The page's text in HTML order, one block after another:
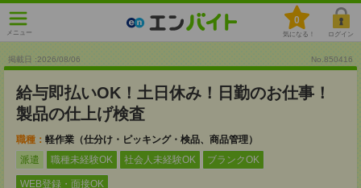
メニュー
0
気になる！ ログイン
掲載日 :2026/08/06 No.850416
給与即払いOK！土日休み！日勤のお仕事！
製品の仕上げ検査
職種： 軽作業（仕分け・ピッキング・検品、商品管理）
派遣
職種未経験OK 社会人未経験OK ブランクOK
WEB登録・面接OK